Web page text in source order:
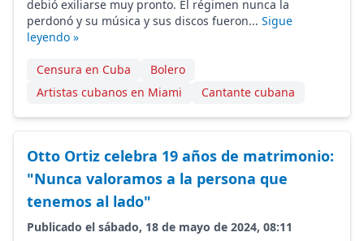
debió exiliarse muy pronto. El régimen nunca la
perdonó y su música y sus discos fueron... Sigue
leyendo »
Censura en Cuba
Bolero
Artistas cubanos en Miami
Cantante cubana
Otto Ortiz celebra 19 años de matrimonio:
"Nunca valoramos a la persona que
tenemos al lado"
Publicado el sábado, 18 de mayo de 2024, 08:11